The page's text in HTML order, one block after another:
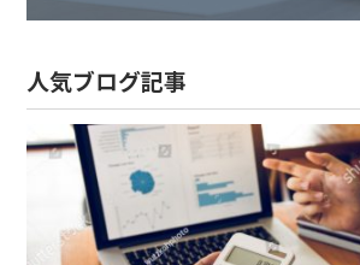
人気ブログ記事